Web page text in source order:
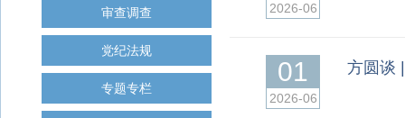
审查调查
党纪法规
专题专栏
2026-06
01
2026-06
方圆谈